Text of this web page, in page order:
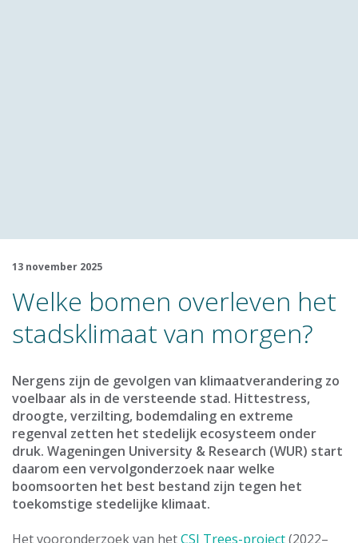
13 november 2025
Welke bomen overleven het
stadsklimaat van morgen?
Nergens zijn de gevolgen van klimaatverandering zo
voelbaar als in de versteende stad. Hittestress,
droogte, verzilting, bodemdaling en extreme
regenval zetten het stedelijk ecosysteem onder
druk. Wageningen University & Research (WUR) start
daarom een vervolgonderzoek naar welke
boomsoorten het best bestand zijn tegen het
toekomstige stedelijke klimaat.
Het vooronderzoek van hetCSI Trees-project(2022–